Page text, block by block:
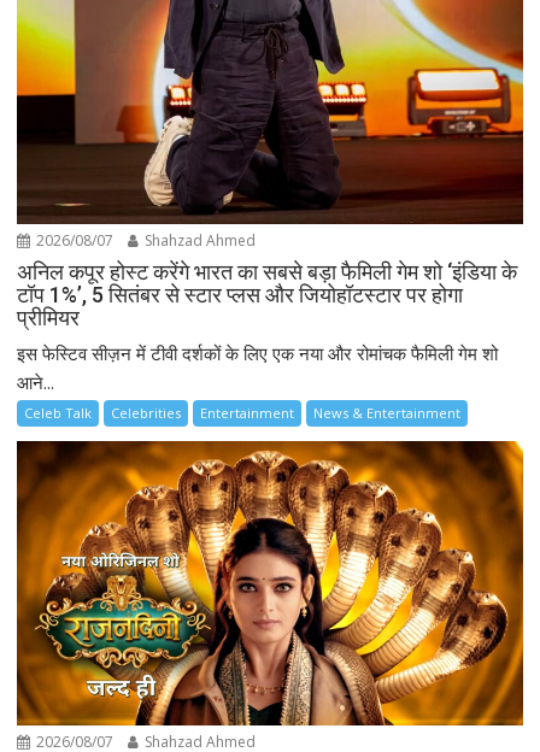
2026/08/07 Shahzad Ahmed
अनिल कपूर होस्ट करेंगे भारत का सबसे बड़ा फैमिली गेम शो ‘इंडिया के
टॉप 1%’, 5 सितंबर से स्टार प्लस और जियोहॉटस्टार पर होगा
प्रीमियर
इस फेस्टिव सीज़न में टीवी दर्शकों के लिए एक नया और रोमांचक फैमिली गेम शो
आने...
Celeb Talk Celebrities Entertainment News & Entertainment
2026/08/07 Shahzad Ahmed